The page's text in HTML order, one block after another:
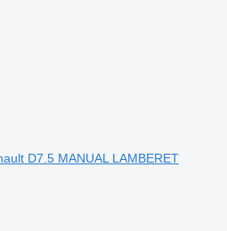
D7.5 MANUAL LAMBERET